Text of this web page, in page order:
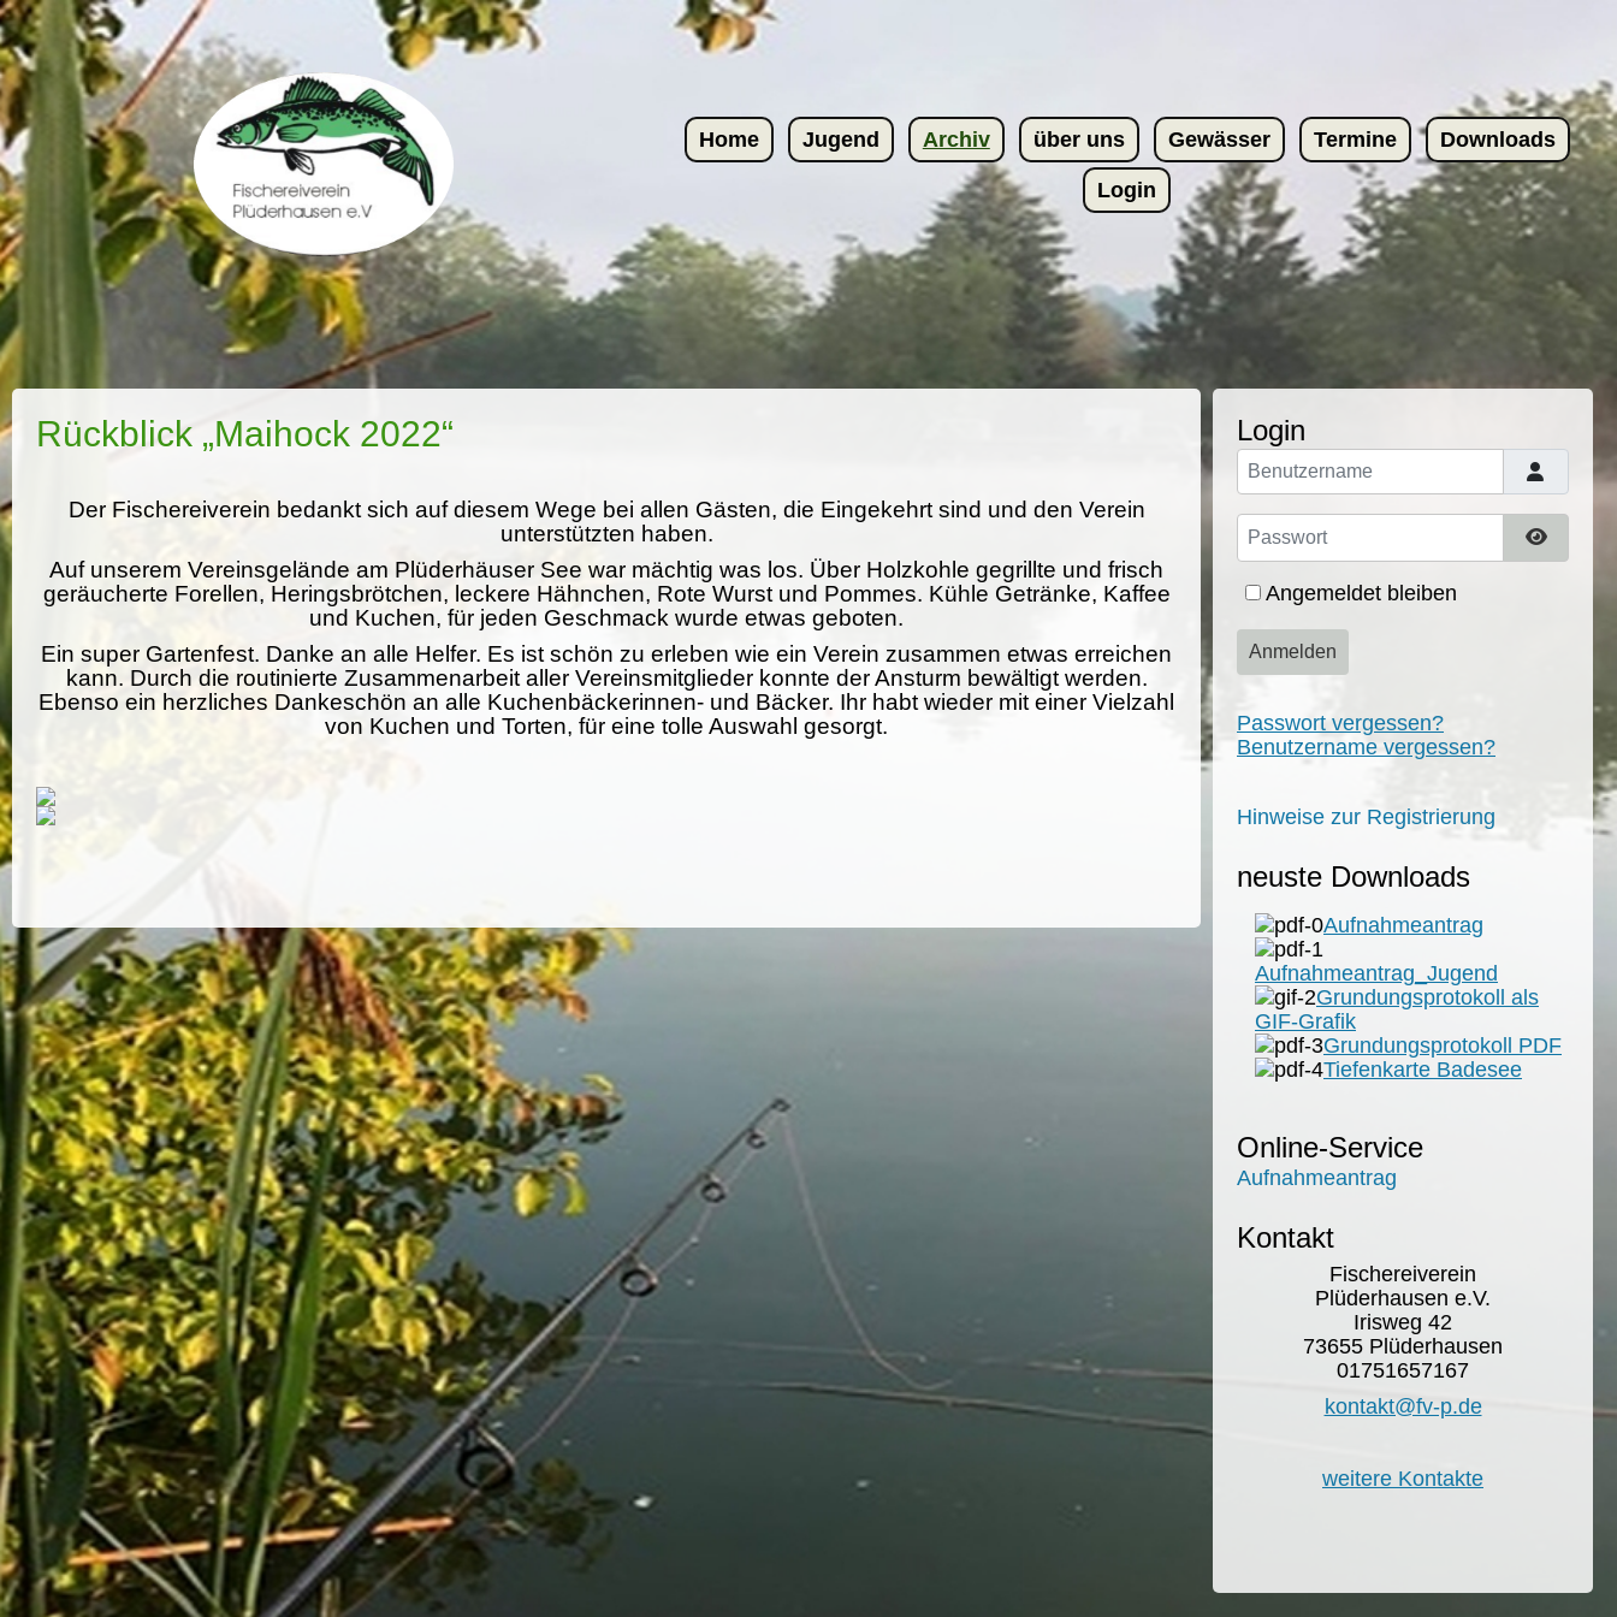
Home Jugend Archiv über uns Gewässer Termine Downloads
Login
Rückblick „Maihock 2022“
Der Fischereiverein bedankt sich auf diesem Wege bei allen Gästen, die Eingekehrt sind und den Verein
unterstützten haben.
Auf unserem Vereinsgelände am Plüderhäuser See war mächtig was los. Über Holzkohle gegrillte und frisch
geräucherte Forellen, Heringsbrötchen, leckere Hähnchen, Rote Wurst und Pommes. Kühle Getränke, Kaffee
und Kuchen, für jeden Geschmack wurde etwas geboten.
Ein super Gartenfest. Danke an alle Helfer. Es ist schön zu erleben wie ein Verein zusammen etwas erreichen
kann. Durch die routinierte Zusammenarbeit aller Vereinsmitglieder konnte der Ansturm bewältigt werden.
Ebenso ein herzliches Dankeschön an alle Kuchenbäckerinnen- und Bäcker. Ihr habt wieder mit einer Vielzahl
von Kuchen und Torten, für eine tolle Auswahl gesorgt.
Login
Benutzername
Passwort
Angemeldet bleiben
Anmelden
Passwort vergessen?
Benutzername vergessen?
Hinweise zur Registrierung
neuste Downloads
Aufnahmeantrag
Aufnahmeantrag_Jugend
Grundungsprotokoll als
GIF-Grafik
Grundungsprotokoll PDF
Tiefenkarte Badesee
Online-Service
Aufnahmeantrag
Kontakt
Fischereiverein
Plüderhausen e.V.
Irisweg 42
73655 Plüderhausen
01751657167
kontakt@fv-p.de
weitere Kontakte